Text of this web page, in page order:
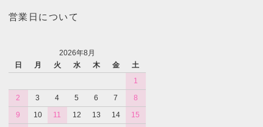
営業日について
2026年8月
日
月 火 水 木 金
土
1
2
3 4 5 6 7
8
9
10 11 12 13 14
15